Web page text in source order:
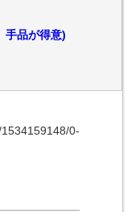
手品が得意)
0-